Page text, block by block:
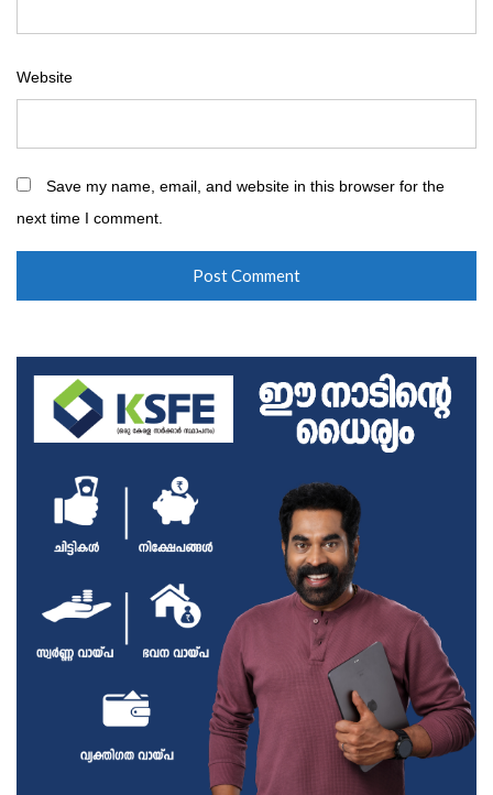
Website
Save my name, email, and website in this browser for the
next time I comment.